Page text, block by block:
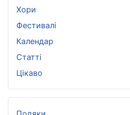
Хори
Фестивалі
Календар
Статті
Цікаво